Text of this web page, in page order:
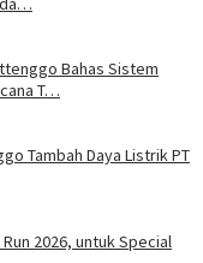
Bahas Sistem
T…
Tambah Daya Listrik PT
2026, untuk Special